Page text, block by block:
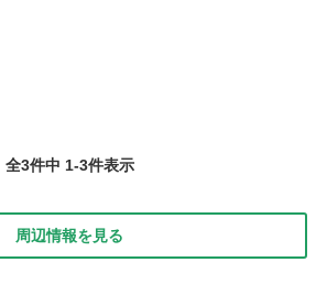
全3件中 1-3件表示
周辺情報を見る